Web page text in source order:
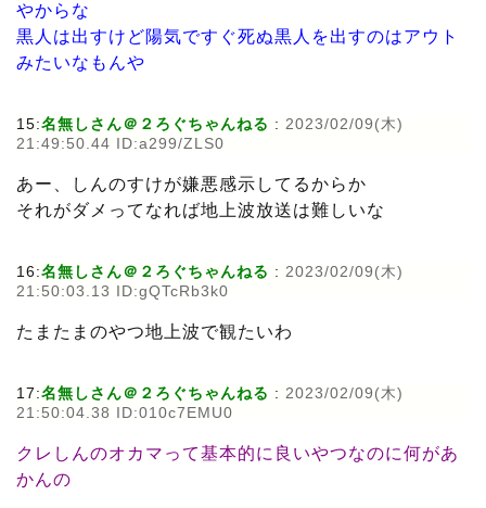
やからな
黒人は出すけど陽気ですぐ死ぬ黒人を出すのはアウト
みたいなもんや
15:名無しさん＠２ろぐちゃんねる : 2023/02/09(木)
21:49:50.44 ID:a299/ZLS0
あー、しんのすけが嫌悪感示してるからか
それがダメってなれば地上波放送は難しいな
16:名無しさん＠２ろぐちゃんねる : 2023/02/09(木)
21:50:03.13 ID:gQTcRb3k0
たまたまのやつ地上波で観たいわ
17:名無しさん＠２ろぐちゃんねる : 2023/02/09(木)
21:50:04.38 ID:010c7EMU0
クレしんのオカマって基本的に良いやつなのに何があ
かんの